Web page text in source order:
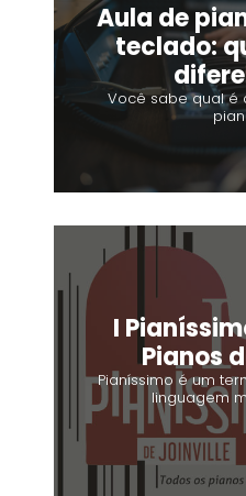
Aula de
teclado:
Você sabe qual é
I
Pianos
Pianíssimo é um
linguagem